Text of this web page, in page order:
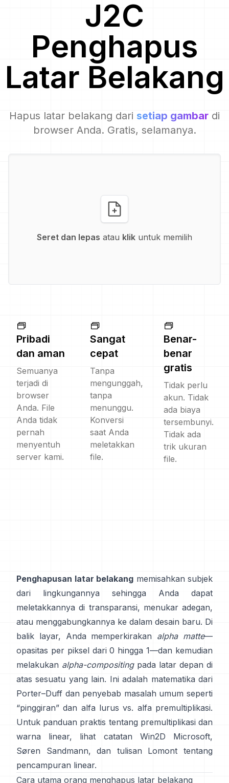
J2C
Penghapus
Latar Belakang
Hapus latar belakang dari setiap gambar di
browser Anda. Gratis, selamanya.
Seret dan lepas atau klik untuk memilih
Pribadi
dan aman
Semuanya
terjadi di
browser
Anda. File
Anda tidak
pernah
menyentuh
server kami.
Sangat
cepat
Tanpa
mengunggah,
tanpa
menunggu.
Konversi
saat Anda
meletakkan
file.
Benar-
benar
gratis
Tidak perlu
akun. Tidak
ada biaya
tersembunyi.
Tidak ada
trik ukuran
file.
Penghapusan latar belakang memisahkan subjek
dari lingkungannya sehingga Anda dapat
meletakkannya di transparansi, menukar adegan,
atau menggabungkannya ke dalam desain baru. Di
balik layar, Anda memperkirakan alpha matte—
opasitas per piksel dari 0 hingga 1—dan kemudian
melakukan alpha-compositingpada latar depan di
atas sesuatu yang lain. Ini adalah matematika dari
Porter–Duff dan penyebab masalah umum seperti
“pinggiran” dan alfa lurus vs. alfa premultiplikasi.
Untuk panduan praktis tentang premultiplikasi dan
warna linear, lihat
catatan Win2D Microsoft,
Søren Sandmann, dan
tulisan Lomont tentang
pencampuran linear.
Cara utama orang menghapus latar belakang